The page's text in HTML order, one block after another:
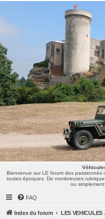
Véhicules Militaires
Bienvenue sur LE forum des passionnés
toutes époques. De nombreuses
ou simplement partager vos activités.
Bienvenue sur LE forum des passionnés
toutes époques. De nombreuses
ou
FAQ
Index du forum